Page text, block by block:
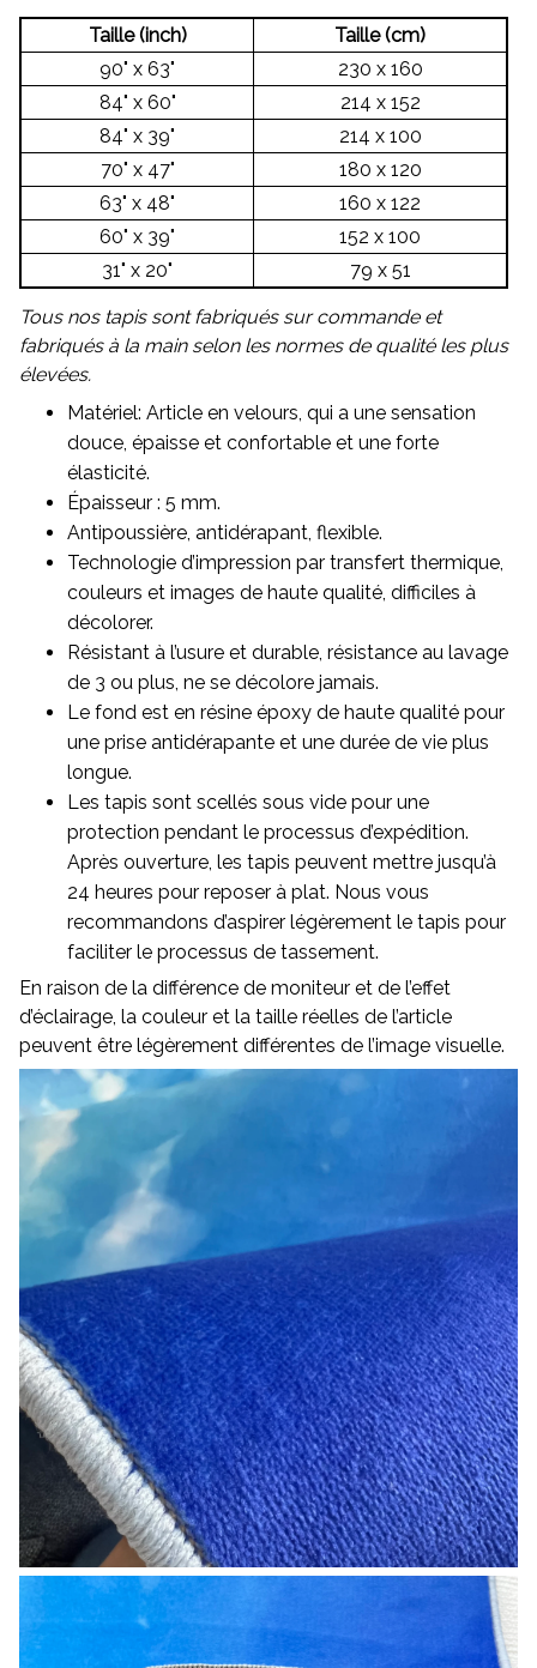
Taille (inch)
Taille (cm)
90" x 63"
230 x 160
84" x 60"
214 x 152
84" x 39"
214 x 100
70" x 47"
180 x 120
63" x 48"
160 x 122
60" x 39"
152 x 100
31" x 20"
79 x 51
Tous nos tapis sont fabriqués sur commande et
fabriqués à la main selon les normes de qualité les plus
élevées.
Matériel: Article en velours, qui a une sensation
douce, épaisse et confortable et une forte
élasticité.
Épaisseur : 5 mm.
Antipoussière, antidérapant, flexible.
Technologie d’impression par transfert thermique,
couleurs et images de haute qualité, difficiles à
décolorer.
Résistant à l’usure et durable, résistance au lavage
de 3 ou plus, ne se décolore jamais.
Le fond est en résine époxy de haute qualité pour
une prise antidérapante et une durée de vie plus
longue.
Les tapis sont scellés sous vide pour une
protection pendant le processus d’expédition.
Après ouverture, les tapis peuvent mettre jusqu’à
24 heures pour reposer à plat. Nous vous
recommandons d’aspirer légèrement le tapis pour
faciliter le processus de tassement.
En raison de la différence de moniteur et de l’effet
d’éclairage, la couleur et la taille réelles de l’article
peuvent être légèrement différentes de l’image visuelle.